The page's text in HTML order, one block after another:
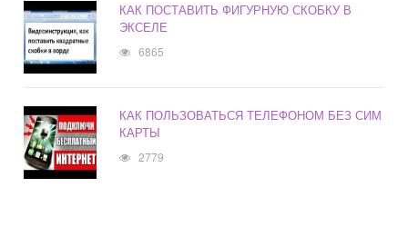
КАК ПОСТАВИТЬ ФИГУРНУЮ СКОБКУ В
ЭКСЕЛЕ
6865
КАК ПОЛЬЗОВАТЬСЯ ТЕЛЕФОНОМ БЕЗ СИМ
КАРТЫ
2779